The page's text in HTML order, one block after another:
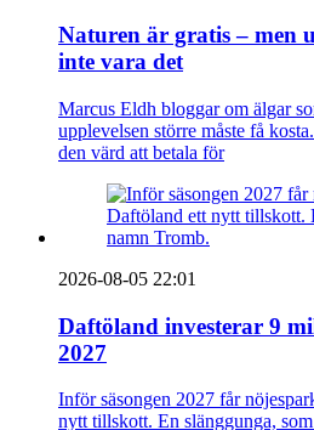
Naturen är gratis – men
inte vara det
Marcus Eldh bloggar om älgar
upplevelsen större måste få
den värd att betala för
2026-08-05 22:01
Daftöland investerar 9
2027
Inför säsongen 2027 får
nytt tillskott. En slänggunga,